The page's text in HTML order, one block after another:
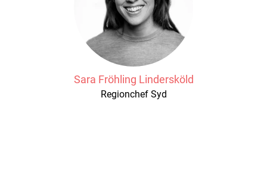
Sara Fröhling Lindersköld
Regionchef Syd